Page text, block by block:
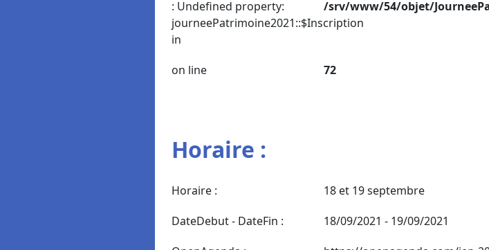
: Undefined property:
journeePatrimoine2021::$Inscription
in
/srv/www/54/objet/
on line 72
Horaire :
Horaire :
18 et 19 septembre
DateDebut - DateFin :
18/09/2021 - 19/09/2021